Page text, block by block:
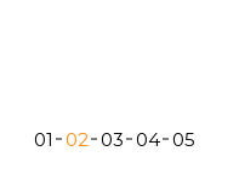
01 02 03 04 05